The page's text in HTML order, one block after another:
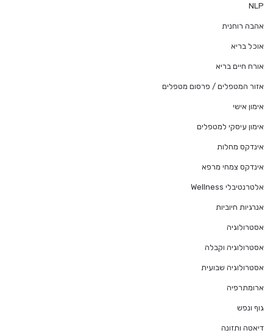
NLP
אהבה רוחנית
אוכל בריא
אורח חיים בריא
אזור המטפלים / פרסום מטפלים
אימון אישי
אימון עיסקי למטפלים
אינדקס מחלות
אינדקס צמחי מרפא
אלטרנטיבלי Wellness
אנרגיות חיוביות
אסטרולוגיה
אסטרולוגיה וקבלה
אסטרולוגיה שבועית
ארומתרפיה
גוף ונפש
דיאטה ותזונה